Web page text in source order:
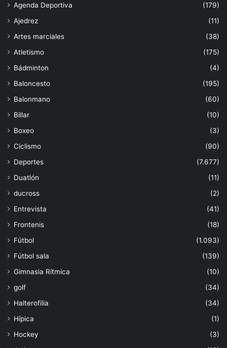
Agenda Deportiva
(179)
Ajedrez
(11)
Artes marciales
(38)
Atletismo
(175)
Bádminton
(4)
Baloncesto
(195)
Balonmano
(60)
Billar
(10)
Boxeo
(3)
Ciclismo
(90)
Deportes
(7.677)
Duatlón
(11)
ducross
(2)
Entrevista
(41)
Frontenis
(18)
Fútbol
(1.093)
Fútbol sala
(139)
Gimnasia Rítmica
(10)
golf
(34)
Halterofilia
(34)
Hípica
(1)
Hockey
(3)